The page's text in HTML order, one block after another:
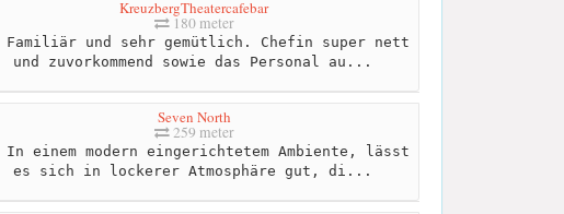
KreuzbergTheatercafebar
180 meter
Familiär und sehr gemütlich. Chefin super nett
und zuvorkommend sowie das Personal au...
Seven North
259 meter
In einem modern eingerichtetem Ambiente, lässt
es sich in lockerer Atmosphäre gut, di...